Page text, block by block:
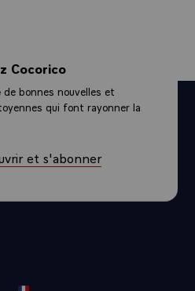
Cocorico
de bonnes nouvelles et
qui font rayonner la
et s'abonner